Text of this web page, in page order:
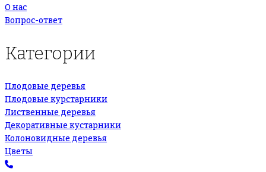
О нас
Вопрос-ответ
Категории
Плодовые деревья
Плодовые курстарники
Лиственные деревья
Декоративные кустарники
Колоновидные деревья
Цветы